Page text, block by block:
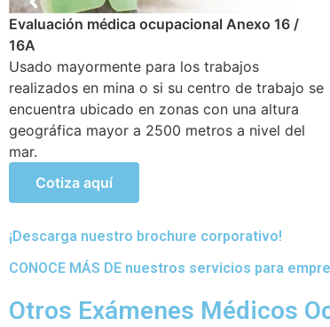
Examen médico
pre-ocupacional o ingreso
Recomendado y solicitado al empleador antes
de que el nuevo trabajador empiece a realizar
sus labores en la empresa
Cotiza aquí
¡Descarga nuestro brochure corporativo!
CONOCE MÁS DE nuestros servicios para
Otros Exámenes Médicos